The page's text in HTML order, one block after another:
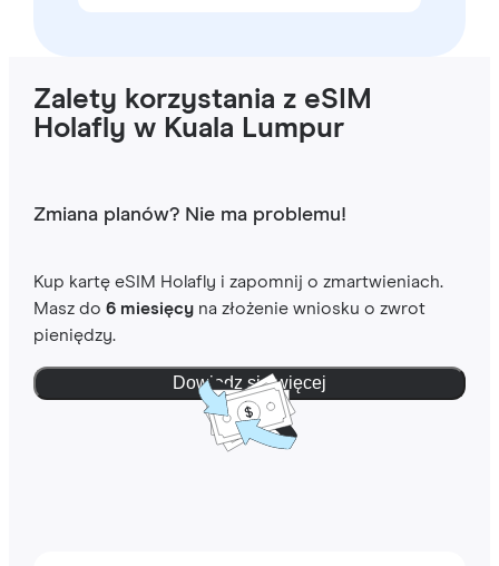
Zalety korzystania z eSIM
Holafly w Kuala Lumpur
Zmiana planów? Nie ma problemu!
Kup kartę eSIM Holafly i zapomnij o zmartwieniach.
Masz do 6 miesięcyna złożenie wniosku o zwrot
pieniędzy.
Dowiedz się więcej